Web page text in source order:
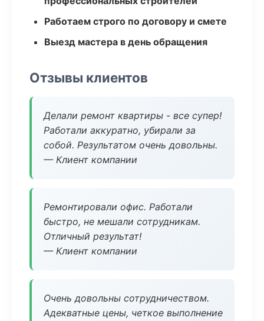
Работаем строго по договору и смете
Выезд мастера в день обращения
Отзывы клиентов
Делали ремонт квартиры - все супер!
Работали аккуратно, убирали за
собой. Результатом очень довольны.
— Клиент компании
Ремонтировали офис. Работали
быстро, не мешали сотрудникам.
Отличный результат!
— Клиент компании
Очень довольны сотрудничеством.
Адекватные цены, четкое выполнение